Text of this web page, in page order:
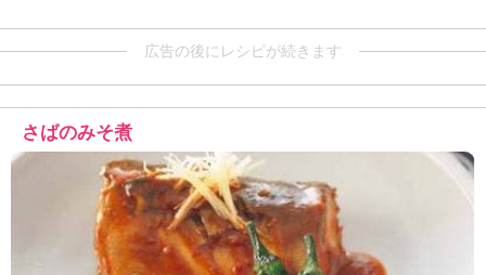
広告の後にレシピが続きます
さばのみそ煮